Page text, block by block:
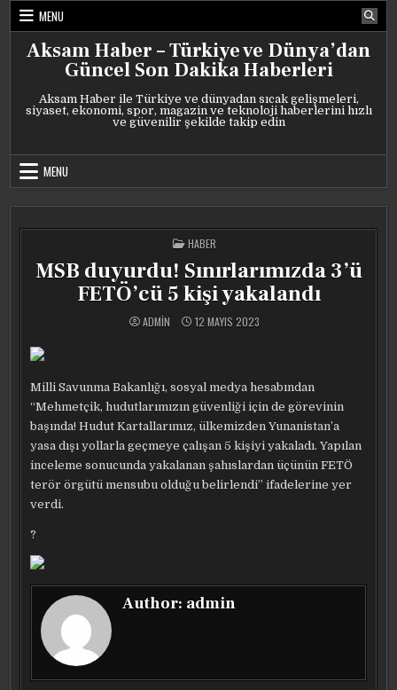
Skip
content
MENU
Aksam Haber – Türkiye ve Dünya’dan
Güncel Son Dakika Haberleri
Aksam Haber ile Türkiye ve dünyadan sıcak gelişmeleri,
siyaset, ekonomi, spor, magazin ve teknoloji haberlerini hızlı
ve güvenilir şekilde takip edin
MENU
POSTED
IN
HABER
MSB duyurdu! Sınırlarımızda 3’ü
FETÖ’cü 5 kişi yakalandı
ADMIN 12 MAYIS 2023
Milli Savunma Bakanlığı, sosyal medya hesabından
“Mehmetçik, hudutlarımızın güvenliği için de görevinin
başında! Hudut Kartallarımız, ülkemizden Yunanistan’a
yasa dışı yollarla geçmeye çalışan 5 kişiyi yakaladı. Yapılan
inceleme sonucunda yakalanan şahıslardan üçünün FETÖ
terör örgütü mensubu olduğu belirlendi” ifadelerine yer
verdi.
?
Author: admin